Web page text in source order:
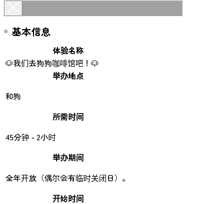
基本信息
体验名称
🐶我们去狗狗咖啡馆吧！🐶
举办地点
和狗
所需时间
45分钟 - 2小时
举办期间
全年开放（偶尔会有临时关闭日）。
开始时间